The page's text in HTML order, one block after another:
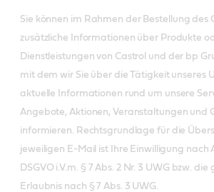
Sie können im Rahmen der Bestellung des
zusätzliche Informationen über Produkte
Dienstleistungen von Castrol und der bp
mit dem wir Sie über die Tätigkeit unseres
aktuelle Informationen rund um unsere
Angebote, Aktionen, Veranstaltungen und
informieren. Rechtsgrundlage für die
jeweiligen E-Mail ist Ihre Einwilligung nach
DSGVO i.V.m. § 7 Abs. 2 Nr. 3 UWG bzw. die
Erlaubnis nach § 7 Abs. 3 UWG.